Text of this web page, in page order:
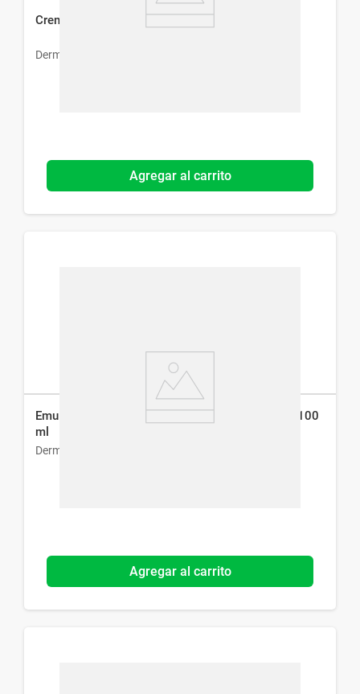
Crema Facial Dermur Phytoskin x 50 ml
Dermur
Agregar al carrito
Emulsión Hidratante Dermur-Ea para Piel Seca x 100
ml
Dermur
Agregar al carrito